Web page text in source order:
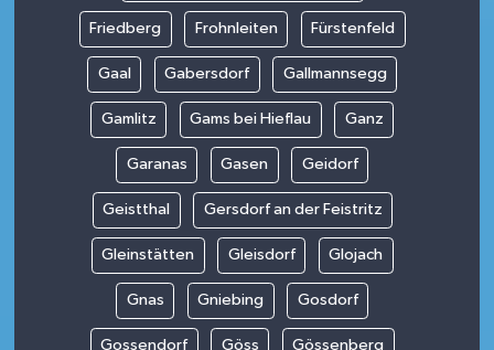
Friedberg Frohnleiten Fürstenfeld
Gaal Gabersdorf Gallmannsegg
Gamlitz Gams bei Hieflau Ganz
Garanas Gasen Geidorf
Geistthal Gersdorf an der Feistritz
Gleinstätten Gleisdorf Glojach
Gnas Gniebing Gosdorf
Gossendorf Göss Gössenberg